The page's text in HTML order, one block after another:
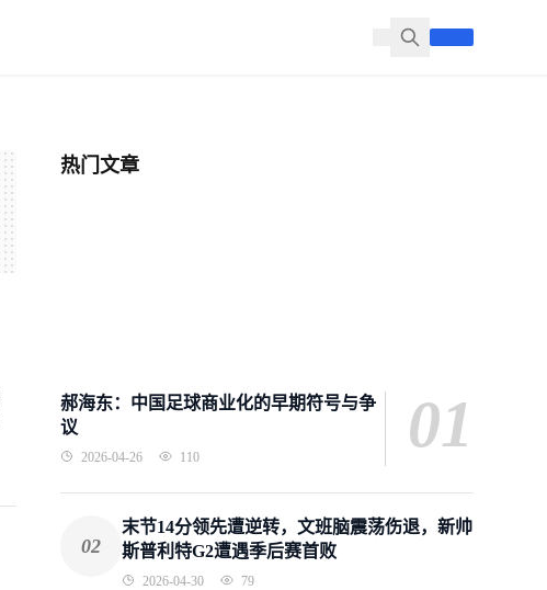
热门文章
郝海东：中国足球商业化的早期符号与争
议
2026-04-26 110 01
02
末节14分领先遭逆转，文班脑震荡伤退，新帅
斯普利特G2遭遇季后赛首败
2026-04-30 79